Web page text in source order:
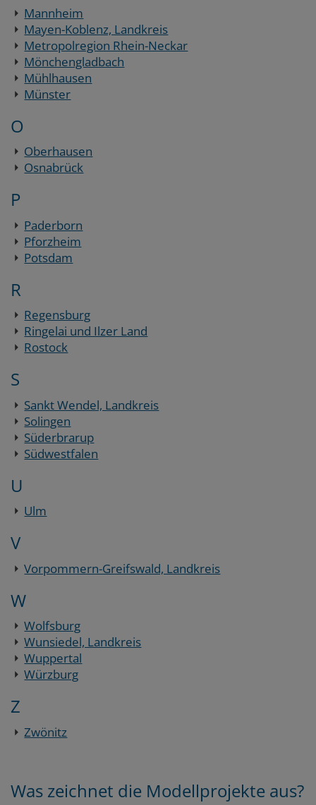
Mannheim
Mayen-Koblenz, Landkreis
Metropolregion Rhein-Neckar
Mönchengladbach
Mühlhausen
Münster
O
Oberhausen
Osnabrück
P
Paderborn
Pforzheim
Potsdam
R
Regensburg
Ringelai und Ilzer Land
Rostock
S
Sankt Wendel, Landkreis
Solingen
Süderbrarup
Südwestfalen
U
Ulm
V
Vorpommern-Greifswald, Landkreis
W
Wolfsburg
Wunsiedel, Landkreis
Wuppertal
Würzburg
Z
Zwönitz
Text
Was zeichnet die Modellprojekte aus?